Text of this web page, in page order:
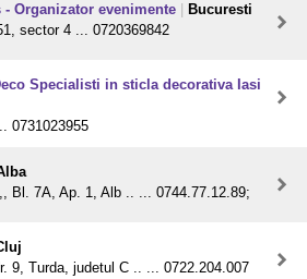
- Organizator evenimente
Bucuresti
sector 4 ... 0720369842
Specialisti in sticla decorativa Iasi
0731023955
Bl. 7A, Ap. 1, Alb .. ... 0744.77.12.89;
9, Turda, judetul C .. ... 0722.204.007